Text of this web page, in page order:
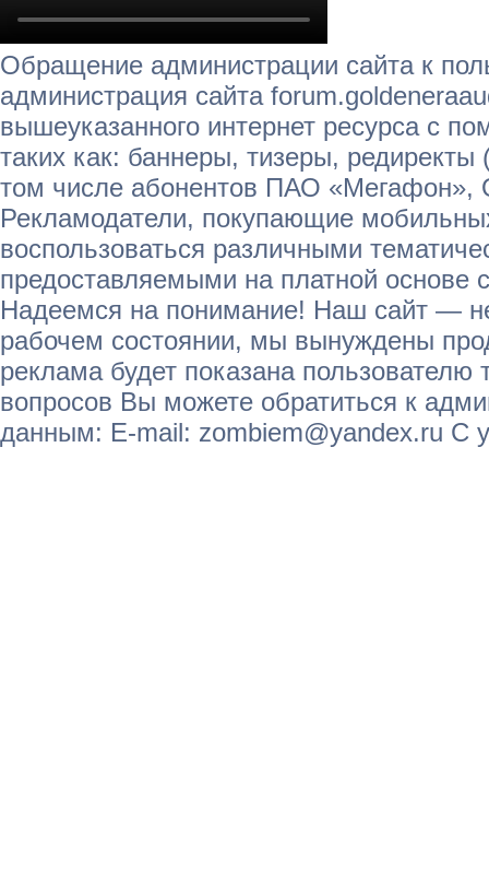
Обращение администрации сайта к
администрация сайта
вышеуказанного интернет ресурса с
таких как: баннеры, тизеры,
том числе абонентов ПАО
Рекламодатели, покупающие
воспользоваться различными
предоставляемыми на платной основе
Надеемся на понимание! Наш сайт —
рабочем состоянии, мы вынуждены
реклама будет показана пользователю
вопросов Вы можете обратиться к
данным: E-mail: zombiem@yandex.ru С